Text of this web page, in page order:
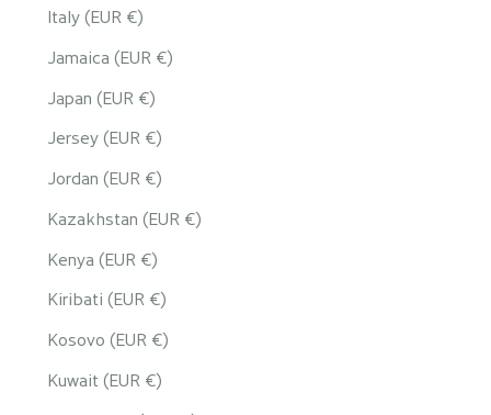
Italy (EUR €)
Jamaica (EUR €)
Japan (EUR €)
Jersey (EUR €)
Jordan (EUR €)
Kazakhstan (EUR €)
Kenya (EUR €)
Kiribati (EUR €)
Kosovo (EUR €)
Kuwait (EUR €)